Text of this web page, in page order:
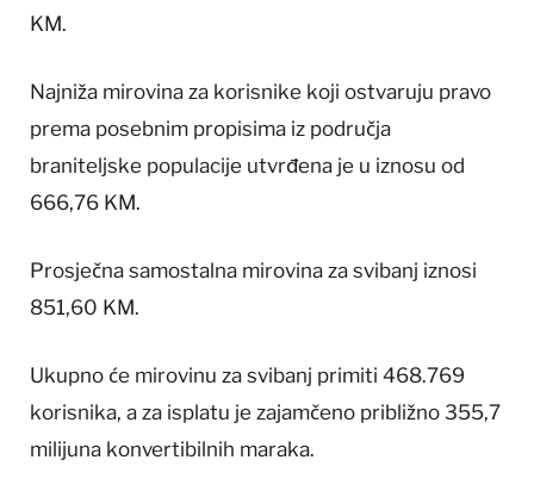
KM.
Najniža mirovina za korisnike koji ostvaruju pravo
prema posebnim propisima iz područja
braniteljske populacije utvrđena je u iznosu od
666,76 KM.
Prosječna samostalna mirovina za svibanj iznosi
851,60 KM.
Ukupno će mirovinu za svibanj primiti 468.769
korisnika, a za isplatu je zajamčeno približno 355,7
milijuna konvertibilnih maraka.